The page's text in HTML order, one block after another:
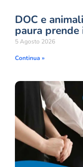
DOC e
paura
5 Agosto 2026
Continua »